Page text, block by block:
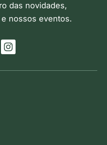
das novidades,
nossos eventos.
I
n
t